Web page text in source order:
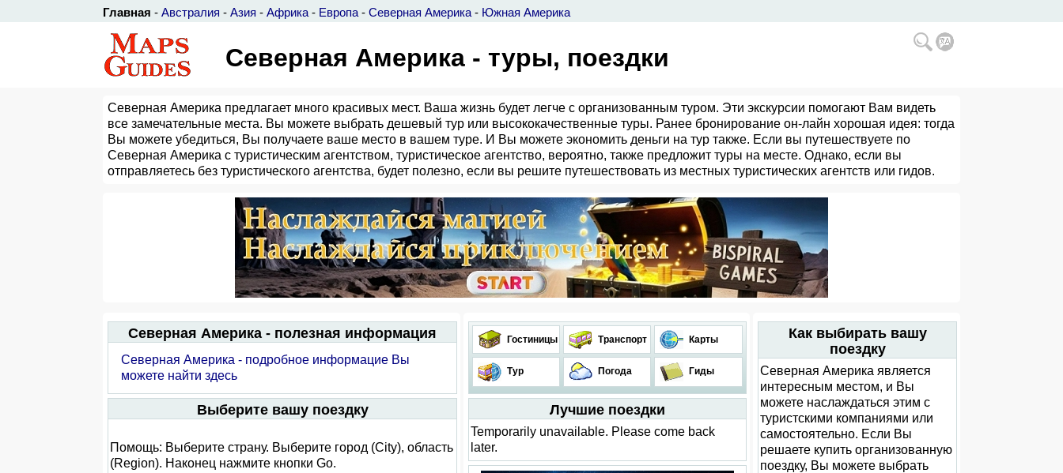
Главная - Австралия - Азия - Африка - Европа - Северная Америка - Южная Америка
Северная Америка - туры, поездки
Северная Америка предлагает много красивых мест. Ваша жизнь будет легче с организованным туром. Эти экскурсии помогают Вам видеть
все замечательные места. Вы можете выбрать дешевый тур или высококачественные туры. Ранее бронирование он-лайн хорошая идея: тогда
Вы можете убедиться, Вы получаете ваше место в вашем туре. И Вы можете экономить деньги на тур также. Если вы путешествуете по
Северная Америка с туристическим агентством, туристическое агентство, вероятно, также предложит туры на месте. Однако, если вы
отправляетесь без туристического агентства, будет полезно, если вы решите путешествовать из местных туристических агентств или гидов.
Северная Америка - полезная информация
Северная Америка - подробное информацие Вы
можете найти здесь
Выберите вашу поездку
Помощь: Выберите страну. Выберите город (City), область
(Region). Наконец нажмите кнопки Go.
Гостиницы Транспорт Карты
Тур Погода Гиды
Лучшие поездки
Temporarily unavailable. Please come back
later.
Как выбирать вашу
поездку
Северная Америка является
интересным местом, и Вы
можете наслаждаться этим с
туристскими компаниями или
самостоятельно. Если Вы
решаете купить организованную
поездку, Вы можете выбрать